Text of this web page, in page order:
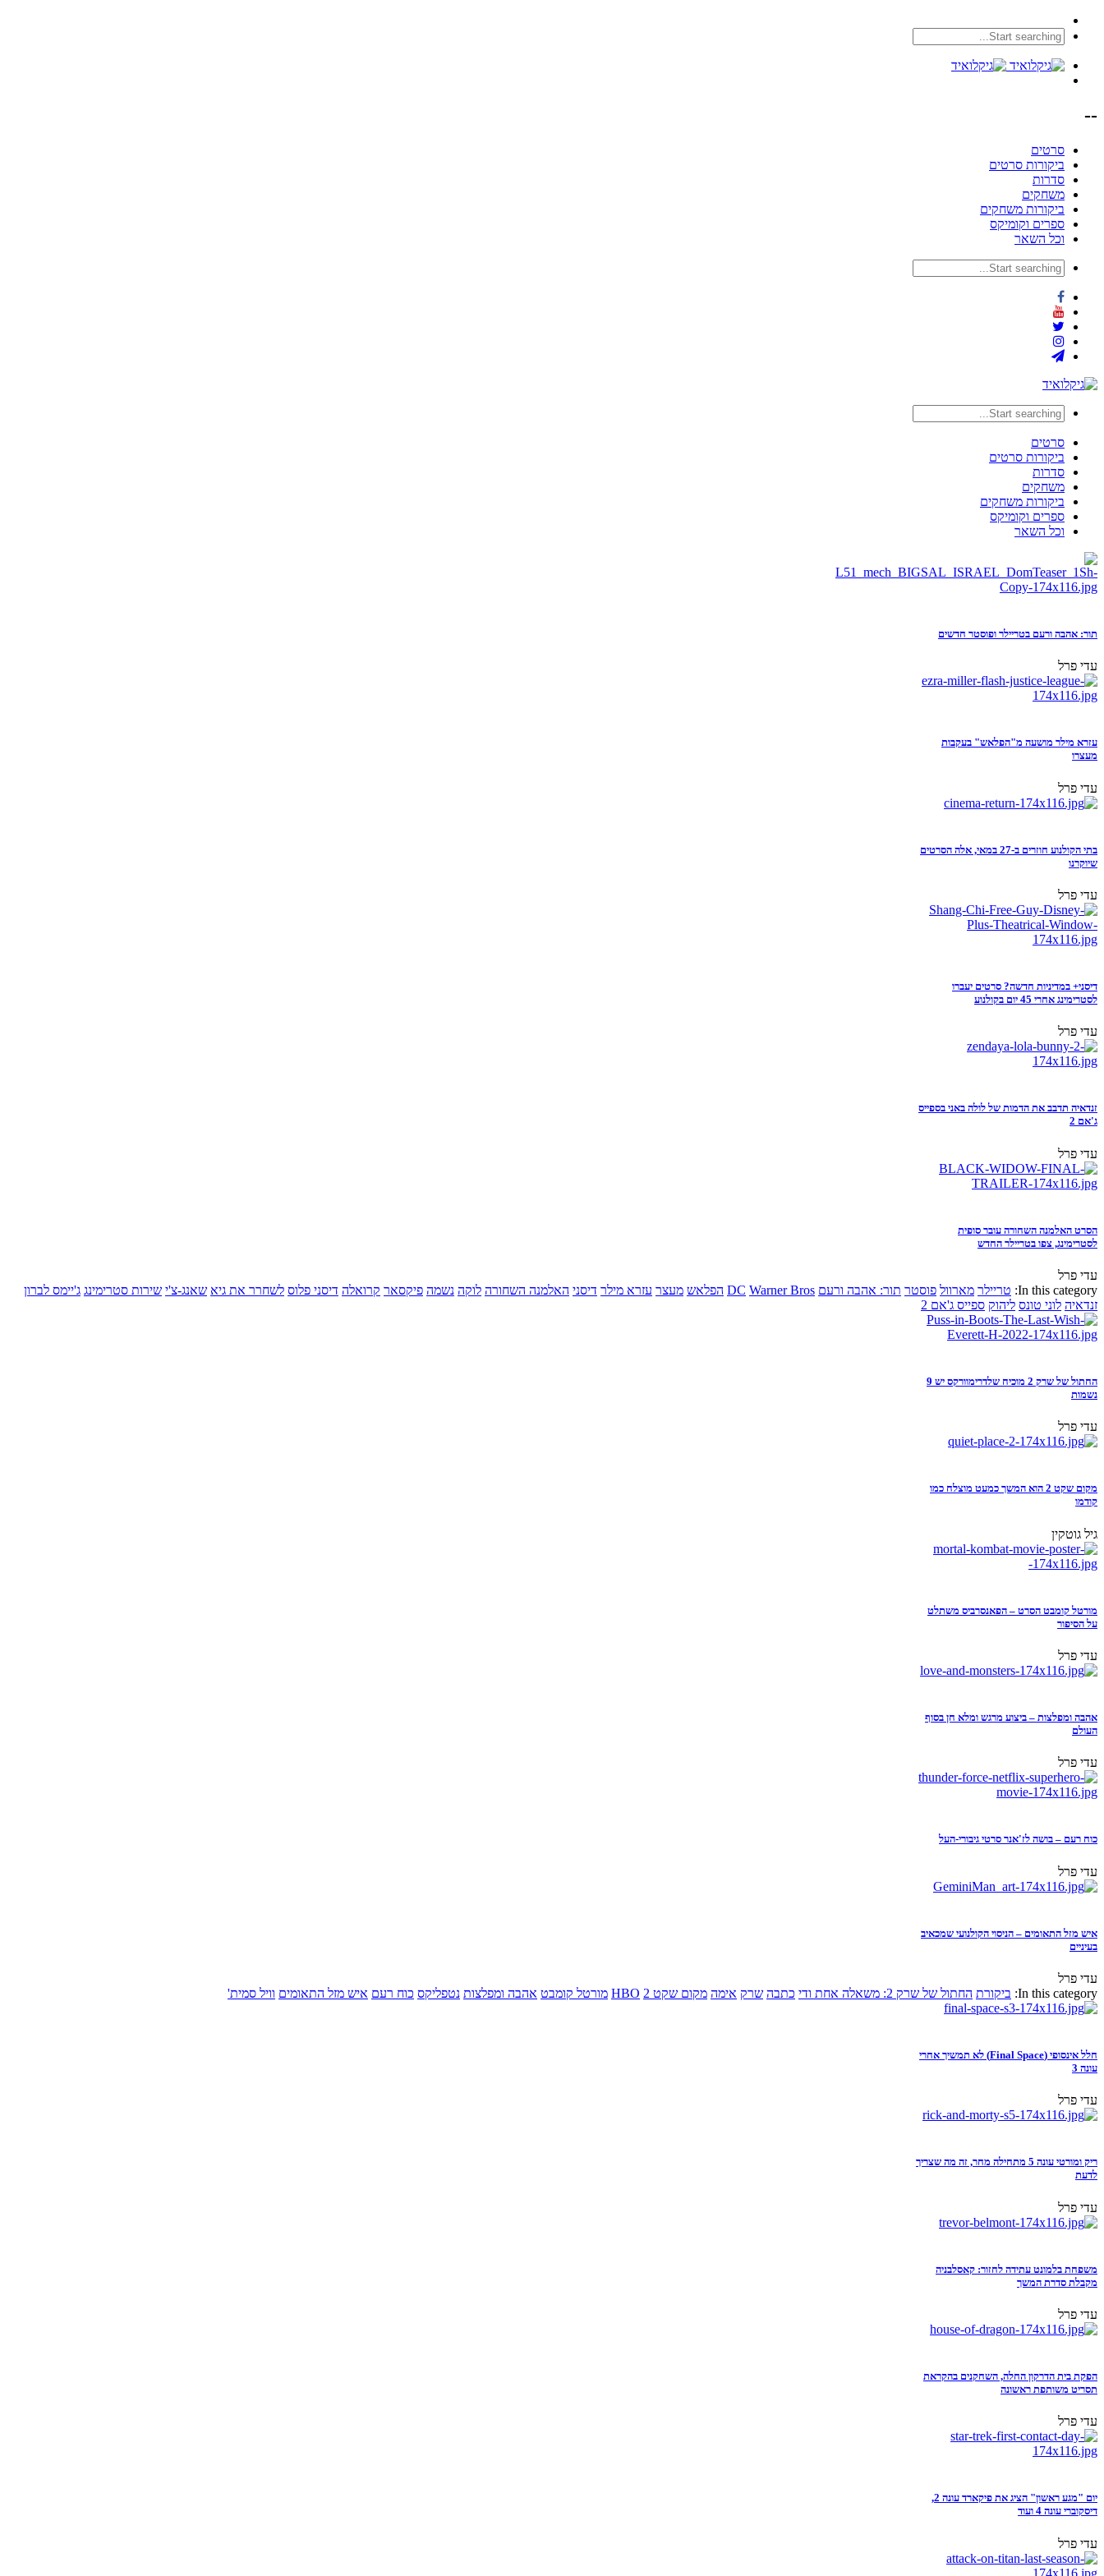
--
סרטים
ביקורות סרטים
סדרות
משחקים
ביקורות משחקים
ספרים וקומיקס
וכל השאר
סרטים
ביקורות סרטים
סדרות
משחקים
ביקורות משחקים
ספרים וקומיקס
וכל השאר
תור: אהבה ורעם בטריילר ופוסטר חדשים
עדי פרל
עזרא מילר מושעה מ"הפלאש" בעקבות
מעצרו
עדי פרל
בתי הקולנוע חוזרים ב-27 במאי, אלה הסרטים
שיוקרנו
עדי פרל
דיסני+ במדיניות חדשה? סרטים יעברו
לסטרימינג אחרי 45 יום בקולנוע
עדי פרל
זנדאיה תדבב את הדמות של לולה באני בספייס
ג'אם 2
עדי פרל
הסרט האלמנה השחורה עובר סופית
לסטרימינג, צפו בטריילר החדש
עדי פרל
In this category: טריילר מארוול פוסטר תור: אהבה ורעם DC Warner Bros הפלאש מעצר עזרא מילר דיסני האלמנה השחורה לוקה נשמה פיקסאר קרואלה דיסני פלוס לשחרר את גיא שאנג-צ'י שירות סטרימינג ג'יימס לברון
זנדאיה לוני טונס ליהוק ספייס ג'אם 2
החתול של שרק 2 מוכיח שלדרימוורקס יש 9
נשמות
עדי פרל
מקום שקט 2 הוא המשך כמעט מוצלח כמו
קודמו
גיל גוטקין
מורטל קומבט הסרט – הפאנסרביס משתלט
על הסיפור
עדי פרל
אהבה ומפלצות – ביצוע מרגש ומלא חן בסוף
העולם
עדי פרל
כוח רעם – בושה לז'אנר סרטי גיבורי-העל
עדי פרל
איש מזל התאומים – הניסוי הקולנועי שמכאיב
בעיניים
עדי פרל
In this category: ביקורת החתול של שרק 2: משאלה אחת ודי כתבה שרק אימה מקום שקט 2 HBO מורטל קומבט אהבה ומפלצות נטפליקס כוח רעם איש מזל התאומים וויל סמית'
חלל אינסופי (Final Space) לא תמשיך אחרי
עונה 3
עדי פרל
ריק ומורטי עונה 5 מתחילה מחר, זה מה שצריך
לדעת
עדי פרל
משפחת בלמונט עתידה לחזור: קאסלבניה
מקבלת סדרת המשך
עדי פרל
הפקת בית הדרקון החלה, השחקנים בהקראת
תסריט משותפת ראשונה
עדי פרל
יום "מגע ראשון" הציג את פיקארד עונה 2,
דיסקוברי עונה 4 ועוד
עדי פרל